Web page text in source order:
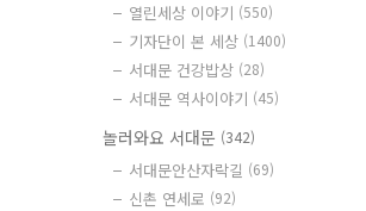
열린세상 이야기 (550)
기자단이 본 세상 (1400)
서대문 건강밥상 (28)
서대문 역사이야기 (45)
놀러와요 서대문 (342)
서대문안산자락길 (69)
신촌 연세로 (92)